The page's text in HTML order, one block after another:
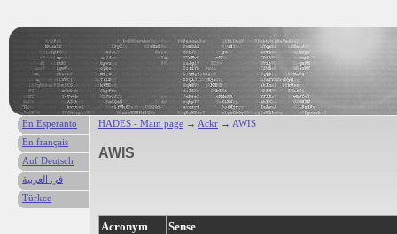
HADES - Main page → Ackr → AWIS
AWIS
Acronym Sense
En Esperanto
En français
Auf Deutsch
في العربية
Türkce